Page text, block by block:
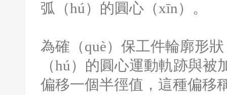
弧（hú）的圓心（xīn）。
為確（què）保工件輪廓形
（hú）的圓心運動軌跡與
偏移一個半徑值，這種偏移